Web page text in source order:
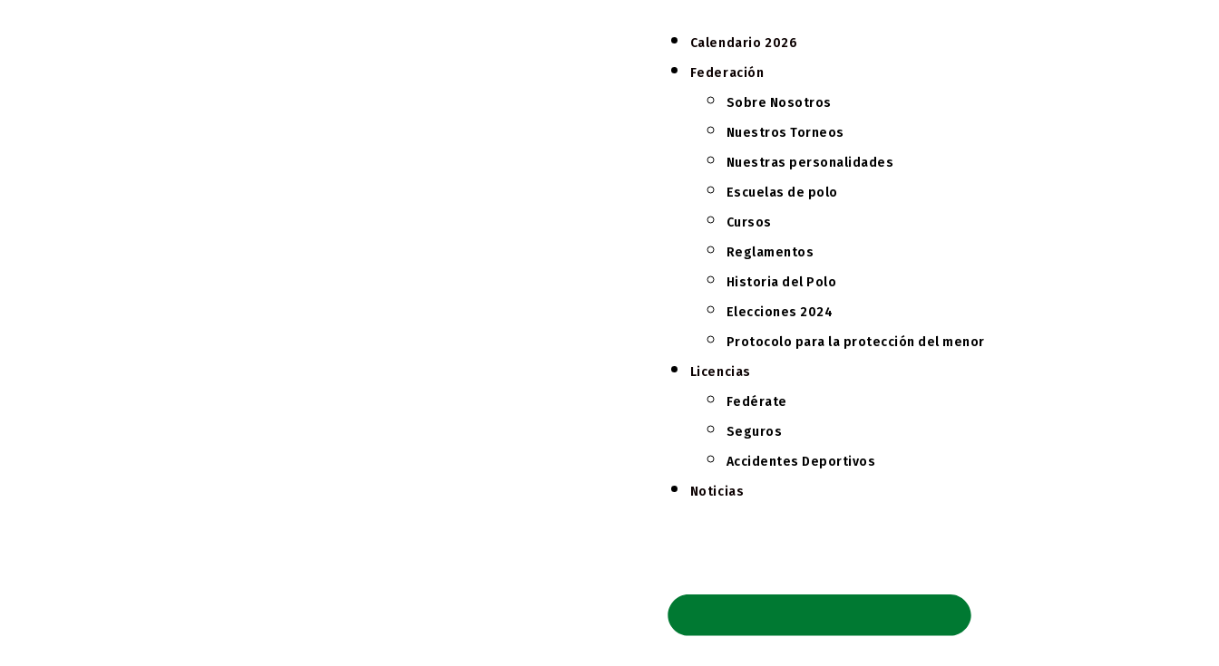
Calendario 2026
Federación
Sobre Nosotros
Nuestros Torneos
Nuestras personalidades
Escuelas de polo
Cursos
Reglamentos
Historia del Polo
Elecciones 2024
Protocolo para la protección del menor
Licencias
Fedérate
Seguros
Accidentes Deportivos
Noticias